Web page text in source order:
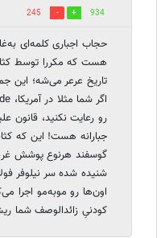
934
245
حجاب اجباری کلمه‌ای
هست که مکررا توسط
تاریخ عرعر می‌شه؛ این
رو رعایت نکنید، قانون
جبارانه هست! این که
گوسفند هرنوع پوشش
شنیده شده سر نیلوفر
اون‌ها رو مو‌به‌مو اجرا
کودنیِ زائد‌الوصف شما